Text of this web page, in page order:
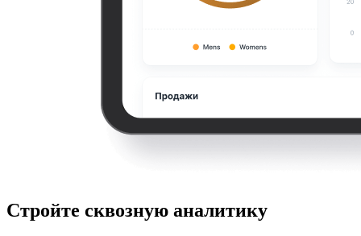
Стройте сквозную аналитику